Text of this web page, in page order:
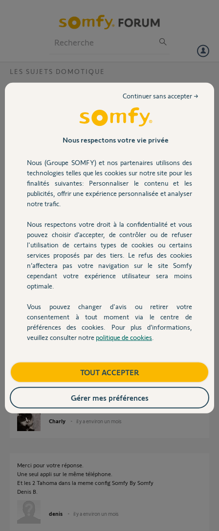
Volet
Sécurité
Domotique
Chauffage
Autres produits
Devis avec un pro
Contact
LES SUJETS DOMOTIQUE
J ai 2 Tahoma V2 dans mon installation. et donc
certains éléments sont pilotables par l une ou
Le problème est que je n'ai pas les mêmes
Merci pour votre aide
Denis B.
denis
Participer au fil de discussion
Vous avez bien les 2 mêmes appli sur chaque V2.
Soit Somfy By Somfy soit Classic.
Charly il y a environ un mois
Merci pour votre réponse.
Une seul appli sur le même téléphone.
Et les 2 Tahoma dans la meme config Somfy By Somfy
Denis B.
denis il y a environ un mois
Nous respectons votre vie privée
Nous (Groupe SOMFY) et nos partenaires utilisons des
technologies telles que les cookies sur notre site pour les
finalités suivantes: Personnaliser le contenu et les
publicités, offrir une expérience personnalisée et analyser
notre trafic.
Nous respectons votre droit à la confidentialité et vous
pouvez choisir d’accepter, de contrôler ou de refuser
l'utilisation de certains types de cookies ou certains
services proposés par des tiers. Le refus des cookies
n’affectera pas votre navigation sur le site Somfy
cependant votre expérience utilisateur sera moins
optimale.
Vous pouvez changer d'avis ou retirer votre
consentement à tout moment via le centre de
préférences des cookies. Pour plus d’informations,
veuillez consulter notre politique de cookies
Continuer sans accepter →
TOUT ACCEPTER
Gérer mes préférences